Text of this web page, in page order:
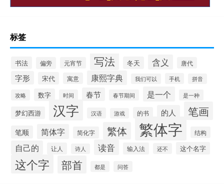
标签
书法 偏旁 元宵节 写法 冬天 含义 唐代
字形 宋代 寓意 康熙字典 我们可以 手机 拼音
攻略 数字 时间 春节 春节期间 是一个 是一种
梦幻西游 汉字 汉语 游戏 的书 的人 笔画
笔顺 简体字 简化字 繁体 繁体字 结构
自己的 让人 诗人 读音 输入法 还不 这个名字
这个字 部首 都是 问答